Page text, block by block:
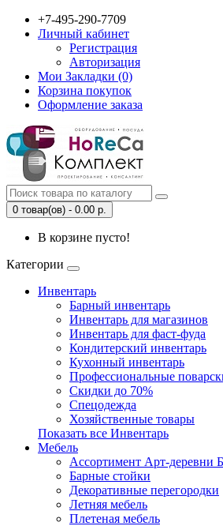
+7-495-290-7709
Личный кабинет
Регистрация
Авторизация
Мои Закладки (0)
Корзина покупок
Оформление заказа
0 товар(ов) - 0.00 р.
В корзине пусто!
Категории
Инвентарь
Барный инвентарь
Инвентарь для магазинов
Инвентарь для фаст-фуда
Кондитерский инвентарь
Кухонный инвентарь
Профессиональные
Скидки до 70%
Спецодежда
Хозяйственные товары
Показать все Инвентарь
Мебель
Ассортимент Арт-деревни
Барные стойки
Декоративные перегородки
Летняя мебель
Плетеная мебель